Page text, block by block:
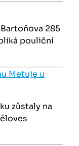
285
pouliční
Metuje u
zůstaly na